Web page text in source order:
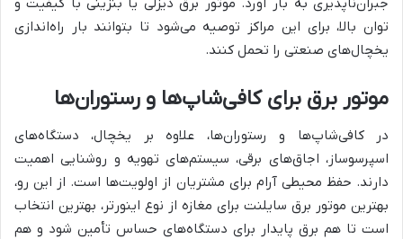
جبران‌ناپذیری به بار آورد. موتور برق دیزلی یا بنزینی با کیفیت و
توان بالا، برای این مراکز توصیه می‌شود تا بتوانند بار راه‌اندازی
یخچال‌های صنعتی را تحمل کنند.
موتور برق برای کافی‌شاپ‌ها و رستوران‌ها
در کافی‌شاپ‌ها و رستوران‌ها، علاوه بر یخچال، دستگاه‌های
اسپرسوساز، اجاق‌های برقی، سیستم‌های تهویه و روشنایی اهمیت
دارند. حفظ محیطی آرام برای مشتریان از اولویت‌ها است. از این رو،
بهترین موتور برق سایلنت برای مغازه از نوع اینورتر، بهترین انتخاب
است تا هم برق پایدار برای دستگاه‌های حساس تأمین شود و هم